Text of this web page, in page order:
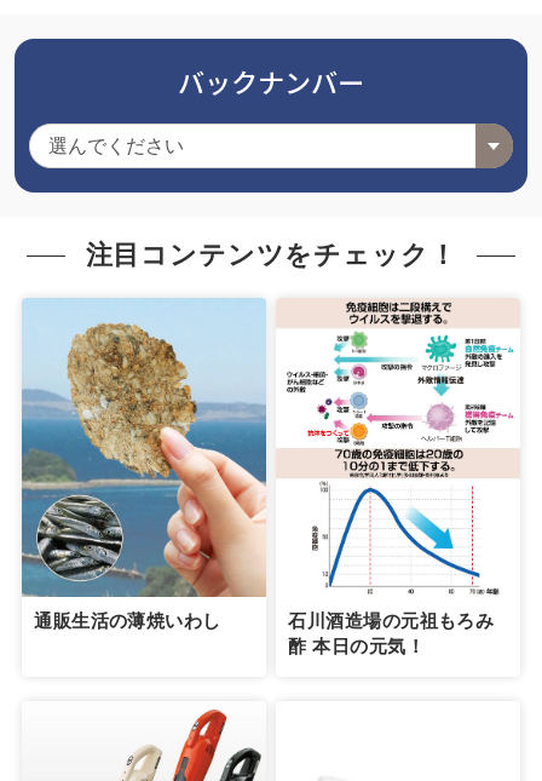
バックナンバー
注目コンテンツをチェック！
通販生活の薄焼いわし
石川酒造場の元祖もろみ
酢 本日の元気！